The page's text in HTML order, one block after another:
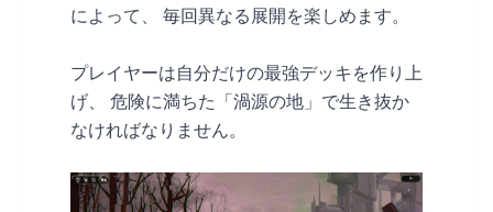
によって、 毎回異なる展開を楽しめます。
プレイヤーは自分だけの最強デッキを作り上
げ、 危険に満ちた「渦源の地」で生き抜か
なければなりません。